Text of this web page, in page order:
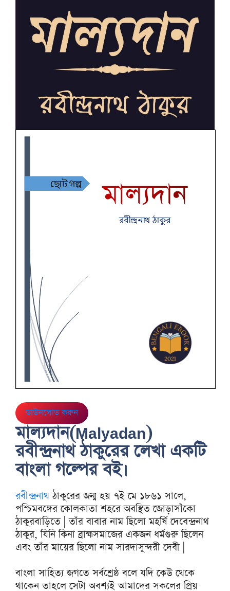
ডাউনলোড করুন
মাল্যদান(Malyadan)
রবীন্দ্রনাথ ঠাকুরের লেখা একটি
বাংলা গল্পের বই।
রবীন্দ্রনাথঠাকুরের জন্ম হয় ৭ই মে ১৮৬১ সালে,
পশ্চিমবঙ্গের কোলকাতা শহরে অবস্থিত জোড়াসাঁকো
ঠাকুরবাড়িতে | তাঁর বাবার নাম ছিলো মহর্ষি দেবেন্দ্রনাথ
ঠাকুর, যিনি কিনা ব্রাহ্মসমাজের একজন ধর্মগুরু ছিলেন
এবং তাঁর মায়ের ছিলো নাম সারদাসুন্দরী দেবী |
বাংলা সাহিত্য জগতে সর্বশ্রেষ্ঠ বলে যদি কেউ থেকে
থাকেন তাহলে সেটা অবশ্যই আমাদের সকলের প্রিয়